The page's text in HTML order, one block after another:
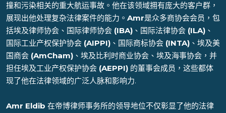
撞和污染相关的重大航运事故。他在该领域拥有庞大的客户群，
展现出他处理复杂法律案件的能力。 Amr是众多商协会会员，包
括埃及律师协会、国际律师协会 (IBA) 、国际法律协会 (ILA) 、
国际工业产权保护协会 (AIPPI) 、国际商标协会 (INTA) 、埃及美
国商会 (AmCham) 、埃及比利时商业协会、埃及海事协会，并
担任埃及工业产权保护协会 (AEPPI) 的董事会成员，这些都体
现了他在法律领域的广泛人脉和影响力.
Amr Eldib 在帝博律师事务所的领导地位不仅彰显了他的法律